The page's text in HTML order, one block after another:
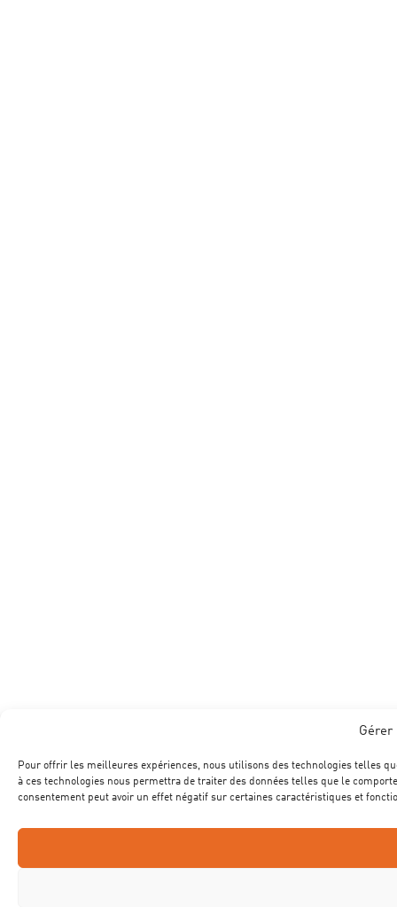
Gérer
Pour offrir les meilleures expériences, nous utilisons des technologies telles
à ces technologies nous permettra de traiter des données telles que le
consentement peut avoir un effet négatif sur certaines caractéristiques et